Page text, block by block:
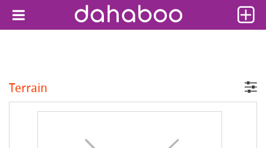
Terrain